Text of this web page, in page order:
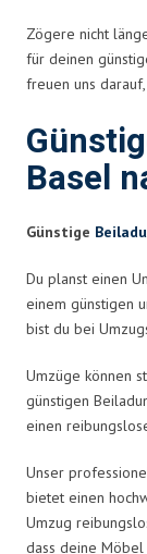
Zögere nicht
für deinen
freuen uns
Basel
Günstige
Du planst einen
einem günstigen
bist du bei
Umzüge können
günstigen
einen
Unser
bietet einen
Umzug
dass deine